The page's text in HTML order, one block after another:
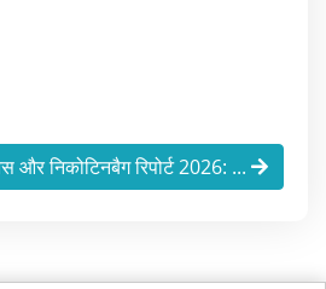
निकोटिनबैग रिपोर्ट 2026: ...